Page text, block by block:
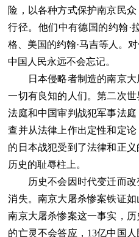
险，以各种方式保护南京民
行径。他们中有德国的约翰·
格、美国的约翰·马吉等人。
中国人民永远不会忘记。
日本侵略者制造的南京大
一切有良知的人们。第二次
法庭和中国审判战犯军事法
查并从法律上作出定性和定
的日本战犯受到了法律和正
历史的耻辱柱上。
历史不会因时代变迁而改
消失。南京大屠杀惨案铁证
南京大屠杀惨案这一事实，
的亡灵不会答应，13亿中国